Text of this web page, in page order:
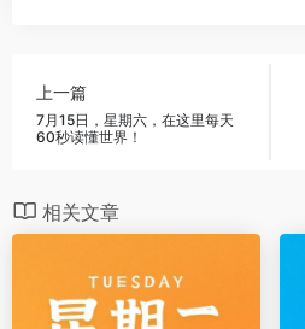
上一篇
7月15日，星期六，在这里每天
60秒读懂世界！
相关文章